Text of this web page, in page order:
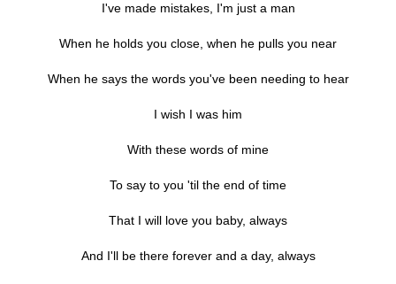
I've made mistakes, I'm just a man
When he holds you close, when he pulls you near
When he says the words you've been needing to hear
I wish I was him
With these words of mine
To say to you 'til the end of time
That I will love you baby, always
And I'll be there forever and a day, always